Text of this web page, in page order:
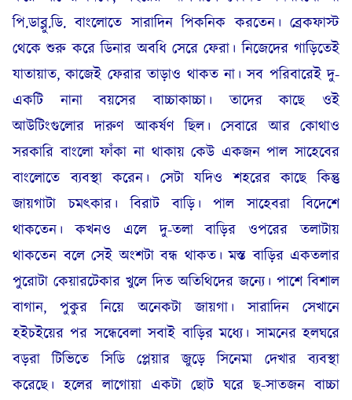
পি.ডাব্লু.ডি. বাংলোতে সারাদিন পিকনিক করতেন। ব্রেকফাস্ট
থেকে শুরু করে ডিনার অবধি সেরে ফেরা। নিজেদের গাড়িতেই
যাতায়াত, কাজেই ফেরার তাড়াও থাকত না। সব পরিবারেই দু-
একটি নানা বয়সের বাচ্চাকাচ্চা। তাদের কাছে ওই
আউটিংগুলোর দারুণ আকর্ষণ ছিল। সেবারে আর কোথাও
সরকারি বাংলো ফাঁকা না থাকায় কেউ একজন পাল সাহেবের
বাংলোতে ব্যবস্থা করেন। সেটা যদিও শহরের কাছে কিন্তু
জায়গাটা চমৎকার। বিরাট বাড়ি। পাল সাহেবরা বিদেশে
থাকতেন। কখনও এলে দু-তলা বাড়ির ওপরের তলাটায়
থাকতেন বলে সেই অংশটা বন্ধ থাকত। মস্ত বাড়ির একতলার
পুরোটা কেয়ারটেকার খুলে দিত অতিথিদের জন্যে। পাশে বিশাল
বাগান, পুকুর নিয়ে অনেকটা জায়গা। সারাদিন সেখানে
হইচইয়ের পর সন্ধেবেলা সবাই বাড়ির মধ্যে। সামনের হলঘরে
বড়রা টিভিতে সিডি প্লেয়ার জুড়ে সিনেমা দেখার ব্যবস্থা
করেছে। হলের লাগোয়া একটা ছোট ঘরে ছ-সাতজন বাচ্চা